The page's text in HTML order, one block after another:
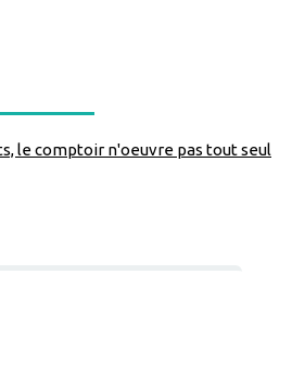
le comptoir n'oeuvre pas tout seul